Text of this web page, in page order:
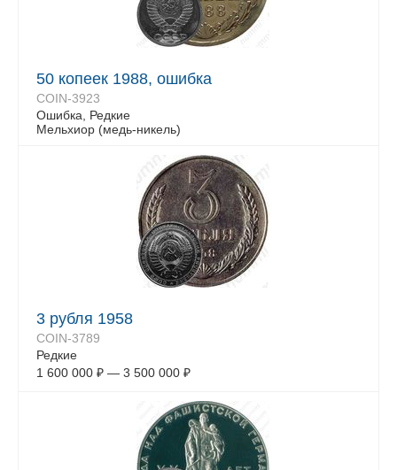
50 копеек 1988, ошибка
COIN-3923
Ошибка, Редкие
Мельхиор (медь-никель)
3 рубля 1958
COIN-3789
Редкие
1 600 000 ₽ — 3 500 000 ₽